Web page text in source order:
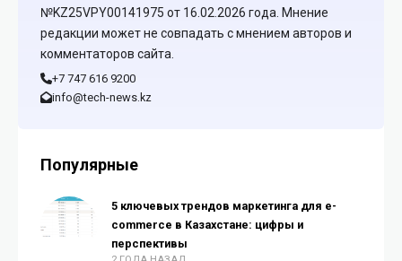
№KZ25VPY00141975 от 16.02.2026 года. Мнение
редакции может не совпадать с мнением авторов и
комментаторов сайта.
+7 747 616 9200
info@tech-news.kz
Популярные
5 ключевых трендов маркетинга для e-
commerce в Казахстане: цифры и
перспективы